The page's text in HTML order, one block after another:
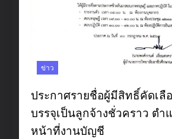
ข่าว
ประกาศรายชื่อผู้มีสิทธิ์คัดเลื
บรรจุเป็นลูกจ้างชั่วคราว ตำ
หน้าที่งานบัญชี